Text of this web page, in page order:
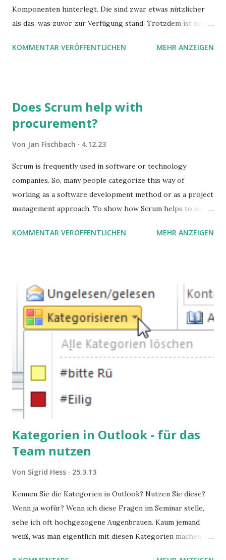
Komponenten hinterlegt. Die sind zwar etwas nützlicher
als das, was zuvor zur Verfügung stand. Trotzdem ist noch
Stolperfallen. Hier ein erster, kritischer Blick auf das was
KOMMENTAR VERÖFFENTLICHEN MEHR ANZEIGEN
Does Scrum help with
procurement?
Von Jan Fischbach 4.12.23
Scrum is frequently used in software or technology
companies. So, many people categorize this way of
working as a software development method or as a project
management approach. To show how Scrum helps to solve
processes.
KOMMENTAR VERÖFFENTLICHEN MEHR ANZEIGEN
Kategorien in Outlook - für das
Team nutzen
Von Sigrid Hess 25.3.13
Kennen Sie die Kategorien in Outlook? Nutzen Sie diese?
Wenn ja wofür? Wenn ich diese Fragen im Seminar stelle,
sehe ich oft hochgezogene Augenbrauen. Kaum jemand
weiß, was man eigentlich mit diesen Kategorien machen